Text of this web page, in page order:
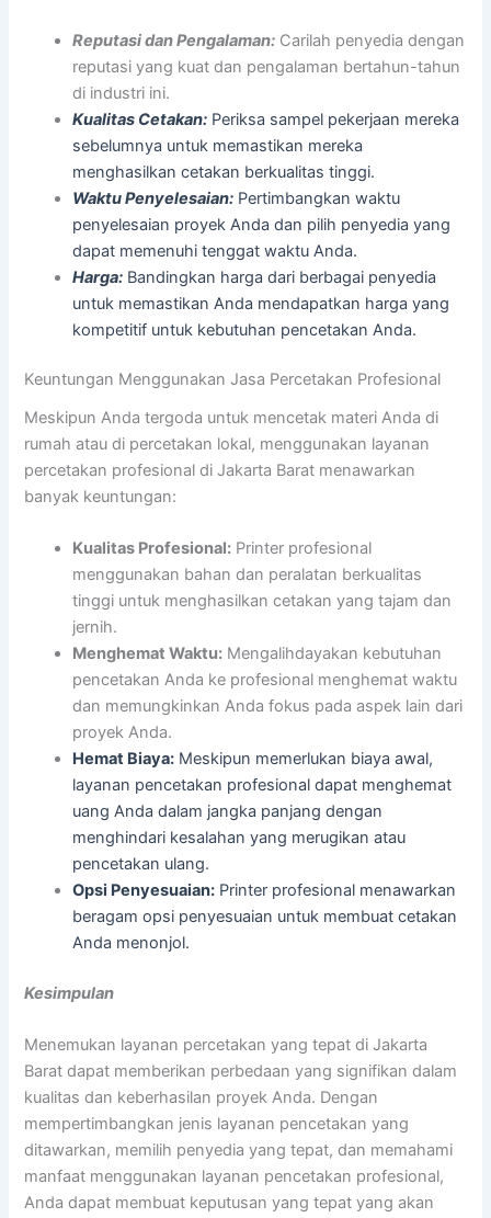
Reputasi dan Pengalaman: Carilah penyedia dengan
reputasi yang kuat dan pengalaman bertahun-tahun
di industri ini.
Kualitas Cetakan: Periksa sampel pekerjaan mereka
sebelumnya untuk memastikan mereka
menghasilkan cetakan berkualitas tinggi.
Waktu Penyelesaian: Pertimbangkan waktu
penyelesaian proyek Anda dan pilih penyedia yang
dapat memenuhi tenggat waktu Anda.
Harga: Bandingkan harga dari berbagai penyedia
untuk memastikan Anda mendapatkan harga yang
kompetitif untuk kebutuhan pencetakan Anda.
Keuntungan Menggunakan Jasa Percetakan Profesional
Meskipun Anda tergoda untuk mencetak materi Anda di
rumah atau di percetakan lokal, menggunakan layanan
percetakan profesional di Jakarta Barat menawarkan
banyak keuntungan:
Kualitas Profesional: Printer profesional
menggunakan bahan dan peralatan berkualitas
tinggi untuk menghasilkan cetakan yang tajam dan
jernih.
Menghemat Waktu: Mengalihdayakan kebutuhan
pencetakan Anda ke profesional menghemat waktu
dan memungkinkan Anda fokus pada aspek lain dari
proyek Anda.
Hemat Biaya: Meskipun memerlukan biaya awal,
layanan pencetakan profesional dapat menghemat
uang Anda dalam jangka panjang dengan
menghindari kesalahan yang merugikan atau
pencetakan ulang.
Opsi Penyesuaian: Printer profesional menawarkan
beragam opsi penyesuaian untuk membuat cetakan
Anda menonjol.
Kesimpulan
Menemukan layanan percetakan yang tepat di Jakarta
Barat dapat memberikan perbedaan yang signifikan dalam
kualitas dan keberhasilan proyek Anda. Dengan
mempertimbangkan jenis layanan pencetakan yang
ditawarkan, memilih penyedia yang tepat, dan memahami
manfaat menggunakan layanan pencetakan profesional,
Anda dapat membuat keputusan yang tepat yang akan